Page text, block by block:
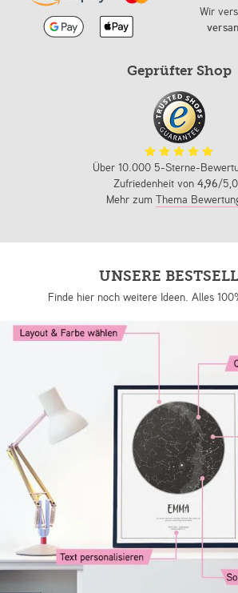
Wir
Geprüfter Shop
Über 10.000 5-Sterne-
Zufriedenheit von 4,96/
Mehr zum Thema
UNSERE
Finde hier noch weitere Ideen. Alles